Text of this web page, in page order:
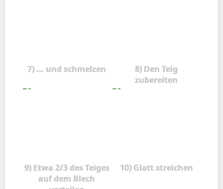
7) ... und schmelzen
8) Den Teig
zubereiten
9) Etwa 2/3 des Teiges
auf dem Blech
10) Glatt streichen